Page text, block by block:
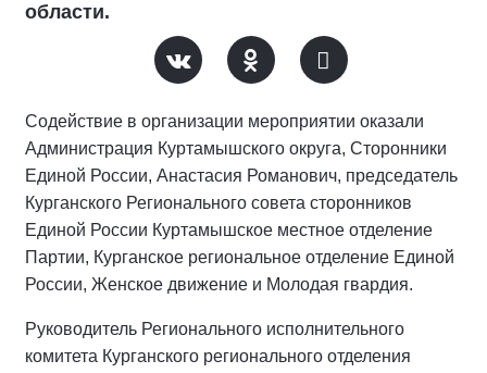
области.
Содействие в организации мероприятии оказали
Администрация Куртамышского округа, Сторонники
Единой России, Анастасия Романович, председатель
Курганского Регионального совета сторонников
Единой России Куртамышское местное отделение
Партии, Курганское региональное отделение Единой
России, Женское движение и Молодая гвардия.
Руководитель Регионального исполнительного
комитета Курганского регионального отделения